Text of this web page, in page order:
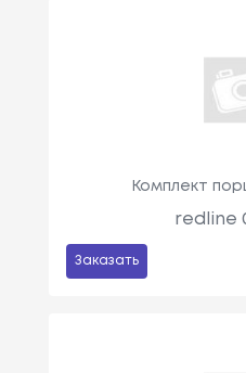
Комплект
redline
Заказать